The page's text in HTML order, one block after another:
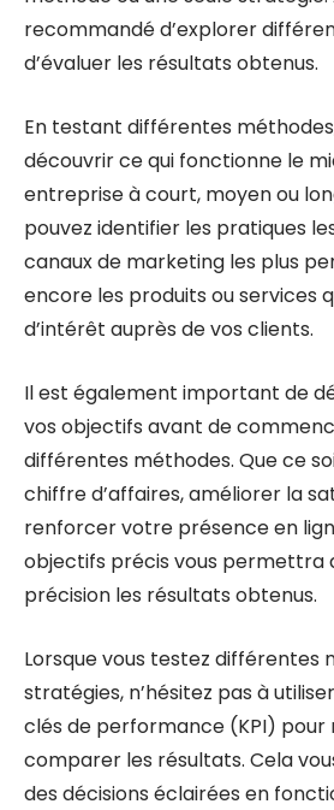
recommandé d’explorer
d’évaluer les résultats obtenus.
En testant différentes
découvrir ce qui fonctionne le
entreprise à court, moyen ou
pouvez identifier les pratiques
canaux de marketing les plus
encore les produits ou services
d’intérêt auprès de vos clients.
Il est également important de
vos objectifs avant de
différentes méthodes. Que ce
chiffre d’affaires, améliorer la
renforcer votre présence en
objectifs précis vous permettra
précision les résultats obtenus.
Lorsque vous testez différentes
stratégies, n’hésitez pas à
clés de performance (KPI) pour
comparer les résultats. Cela
des décisions éclairées en